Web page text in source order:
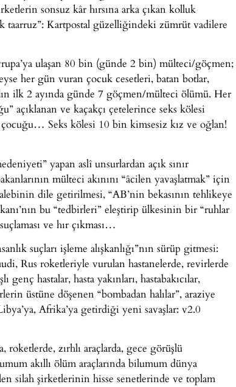
sonsuz kâr hırsına arka çıkan kolluk
Kartpostal güzelliğindeki zümrüt vadilere
ulaşan 80 bin (günde 2 bin) mülteci/göçmen;
her gün vuran çocuk cesetleri, batan botlar,
ilk 2 ayında günde 7 göçmen/mülteci ölümü. Her
açıklanan ve kaçakçı çetelerince seks kölesi
Seks kölesi 10 bin kimsesiz kız ve oğlan!
yapan aslî unsurlardan açık sınır
mülteci akınını “âcilen yavaşlatmak” için
dile getirilmesi, “AB’nin bekasının tehlikeye
bu “tedbirleri” eleştirip ülkesinin bir “ruhlar
ve hır çıkması…
suçları işleme alışkanlığı”nın sürüp gitmesi:
Rus roketleriyle vurulan hastanelerde, revirlerde
hastalar, hasta yakınları, hastabakıcılar,
üstüne döşenen “bombadan halılar”, araziye
Afrika’ya getirdiği yeni savaşlar: v2.0
roketlerde, zırhlı araçlarda, gece görüşlü
akıllı ölüm araçlarında bilumum dünya
silah şirketlerinin hisse senetlerinde ve toplam